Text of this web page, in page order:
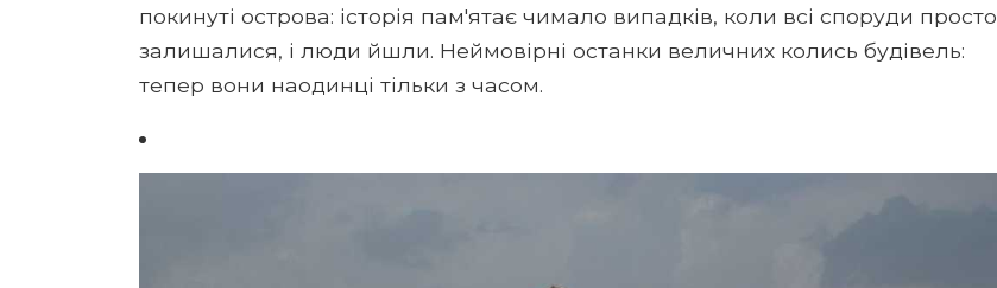
покинуті острова: історія пам'ятає чимало випадків, коли всі споруди просто
залишалися, і люди йшли. Неймовірні останки величних колись будівель:
тепер вони наодинці тільки з часом.